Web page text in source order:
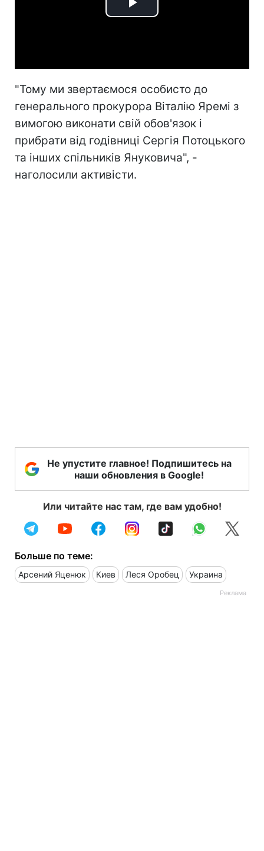
Play
"Тому ми звертаємося особисто до
генерального прокурора Віталію Яремі з
вимогою виконати свій обов'язок і
прибрати від годівниці Сергія Потоцького
та інших спільників Януковича", -
наголосили активісти.
Не упустите главное! Подпишитесь на
наши обновления в Google!
Или читайте нас там, где вам удобно!
Больше по теме:
Арсений Яценюк Киев Леся Оробец Украина